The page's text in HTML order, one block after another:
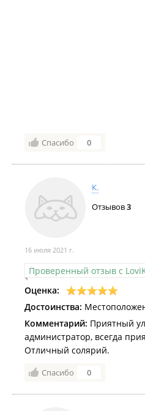
Спасибо 0
К.
Отзывов3
16 июля 2021 г.
Проверенный отзыв с
Оценка:
Достоинства:
Комментарий: Приятный
администратор, всегда
Отличный солярий.
Спасибо 0